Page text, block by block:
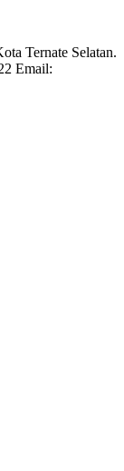
Ternate Selatan.
Email: